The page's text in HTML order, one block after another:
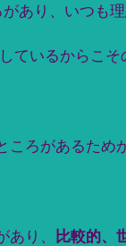
あり、いつも
ているからこそ
ころがあるため
り、 比較的、